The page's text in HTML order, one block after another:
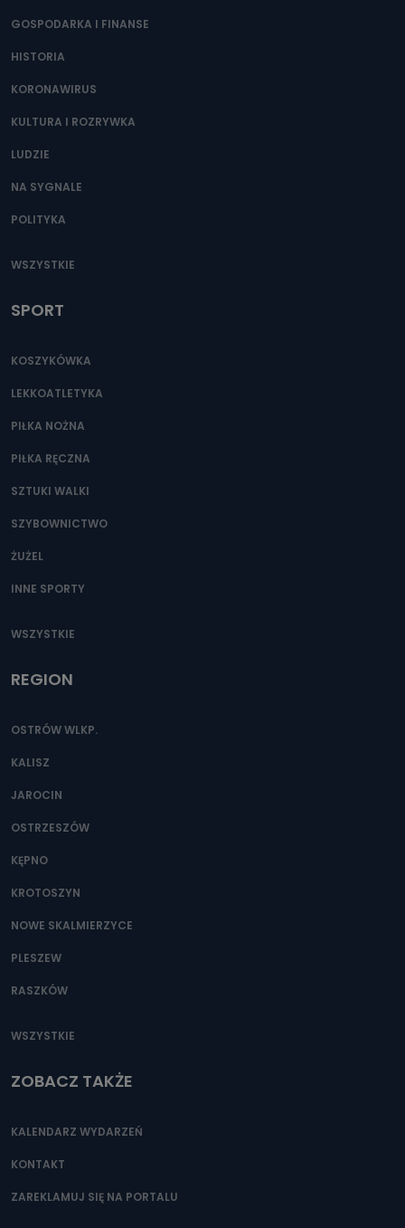
GOSPODARKA I FINANSE
HISTORIA
KORONAWIRUS
KULTURA I ROZRYWKA
LUDZIE
NA SYGNALE
POLITYKA
WSZYSTKIE
SPORT
KOSZYKÓWKA
LEKKOATLETYKA
PIŁKA NOŻNA
PIŁKA RĘCZNA
SZTUKI WALKI
SZYBOWNICTWO
ŻUŻEL
INNE SPORTY
WSZYSTKIE
REGION
OSTRÓW WLKP.
KALISZ
JAROCIN
OSTRZESZÓW
KĘPNO
KROTOSZYN
NOWE SKALMIERZYCE
PLESZEW
RASZKÓW
WSZYSTKIE
ZOBACZ TAKŻE
KALENDARZ WYDARZEŃ
KONTAKT
ZAREKLAMUJ SIĘ NA PORTALU